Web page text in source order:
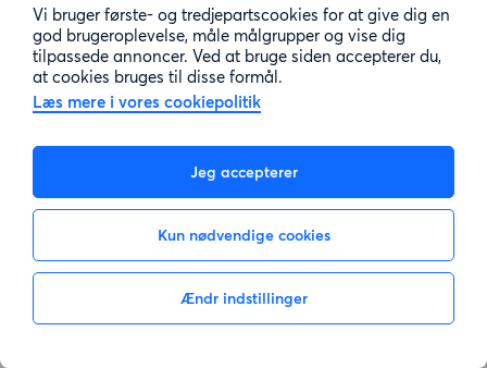
Vi bruger første- og tredjepartscookies for at give dig en
god brugeroplevelse, måle målgrupper og vise dig
tilpassede annoncer. Ved at bruge siden accepterer du,
at cookies bruges til disse formål.
Læs mere i vores cookiepolitik
Jeg accepterer
Kun nødvendige cookies
Ændr indstillinger